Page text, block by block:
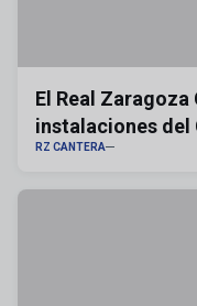
El Real
instalaciones del
RZ CANTERA